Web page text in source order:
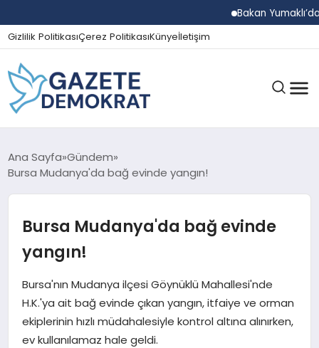
Bakan Yumaklı’dan
Gizlilik PolitikasıÇerez PolitikasıKünyeİletişim
GÜNDEM
SPOR
MAGAZIN
Ana Sayfa Gündem
Bursa Mudanya'da bağ evinde yangın!
Bursa Mudanya'da bağ evinde
yangın!
Bursa'nın Mudanya ilçesi Göynüklü Mahallesi'nde
H.K.'ya ait bağ evinde çıkan yangın, itfaiye ve orman
ekiplerinin hızlı müdahalesiyle kontrol altına alınırken,
ev kullanılamaz hale geldi.